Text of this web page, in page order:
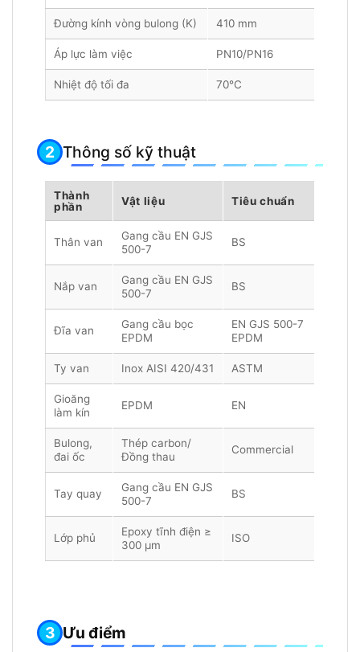
Đường kính vòng bulong (K) 410 mm
Áp lực làm việc PN10/PN16
Nhiệt độ tối đa 70°C
Thông số kỹ thuật
Thành
phần
Vật liệu Tiêu chuẩn
Thân van
Gang cầu EN GJS
500-7
BS
Nắp van
Gang cầu EN GJS
500-7
BS
Đĩa van
Gang cầu bọc
EPDM
EN GJS 500-7
EPDM
Ty van Inox AISI 420/431 ASTM
Gioăng
làm kín
EPDM EN
Bulong,
đai ốc
Thép carbon/
Đồng thau
Commercial
Tay quay
Gang cầu EN GJS
500-7
BS
Lớp phủ
Epoxy tĩnh điện ≥
300 µm
ISO
Ưu điểm